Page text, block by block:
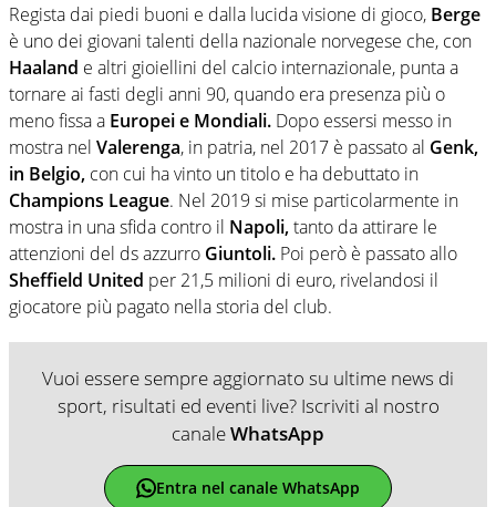
Regista dai piedi buoni e dalla lucida visione di gioco, Berge
è uno dei giovani talenti della nazionale norvegese che, con
Haaland e altri gioiellini del calcio internazionale, punta a
tornare ai fasti degli anni 90, quando era presenza più o
meno fissa a Europei e Mondiali. Dopo essersi messo in
mostra nel Valerenga, in patria, nel 2017 è passato al Genk,
in Belgio, con cui ha vinto un titolo e ha debuttato in
Champions League. Nel 2019 si mise particolarmente in
mostra in una sfida contro il Napoli,tanto da attirare le
attenzioni del ds azzurro Giuntoli. Poi però è passato allo
Sheffield United per 21,5 milioni di euro, rivelandosi il
giocatore più pagato nella storia del club.
Vuoi essere sempre aggiornato su ultime news di
sport, risultati ed eventi live? Iscriviti al nostro
canaleWhatsApp
Entra nel canale WhatsApp